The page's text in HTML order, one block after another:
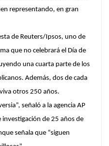
representando, en gran
de Reuters/Ipsos, uno de
que no celebrará el Día de
una cuarta parte de los
Además, dos de cada
otros 250 años.
señaló a la agencia AP
de 25 años de
señala que “siguen